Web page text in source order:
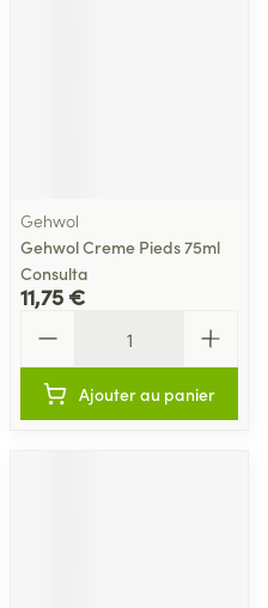
Gehwol
Gehwol Creme Pieds 75ml
Consulta
11,75 €
Ajouter au panier